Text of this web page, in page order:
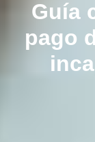
Guía
pago